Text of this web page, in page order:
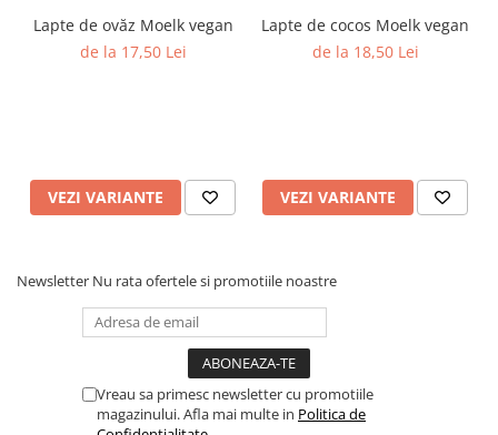
Lapte de ovăz Moelk vegan
de la 17,50 Lei
VEZI VARIANTE
Lapte de cocos Moelk vegan
de la 18,50 Lei
VEZI VARIANTE
Newsletter Nu rata ofertele si promotiile noastre
Vreau sa primesc newsletter cu promotiile
magazinului. Afla mai multe in Politica de